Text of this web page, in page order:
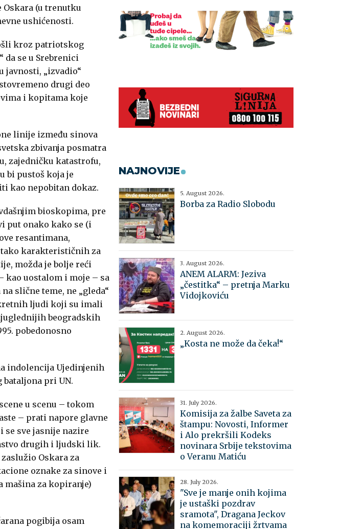
(u trenutku
ushićenosti.
kroz patriotskog
se u Srebrenici
javnosti, „izvadio“
drugi deo
i kopitama koje
linije između sinova
zbivanja posmatra
zajedničku katastrofu,
bi pustoš koja je
kao nepobitan dokaz.
bioskopima, pre
put onako kako se (i
resantimana,
karakterističnih za
možda je bolje reći
kao uostalom i moje – sa
slične teme, ne „gleda“
ljudi koji su imali
beogradskih
pobedonosno
indolencija Ujedinjenih
pri UN.
u scenu – tokom
– prati napore glavne
se sve jasnije nazire
drugih i ljudski lik.
Oskara za
oznake za sinove i
mašina za kopiranje)
pogibija osam
NAJNOVIJE
5. August 2026.
Borba za Radio Slobodu
3. August 2026.
ANEM ALARM: Jeziva
„čestitka“ – pretnja Marku
Vidojkoviću
2. August 2026.
„Kosta ne može da čeka!“
31. July 2026.
Komisija za žalbe Saveta za
štampu: Novosti, Informer
i Alo prekršili Kodeks
novinara Srbije tekstovima
o Veranu Matiću
28. July 2026.
"Sve je manje onih kojima
je ustaški pozdrav
sramota", Dragana Jeckov
na komemoraciji žrtvama